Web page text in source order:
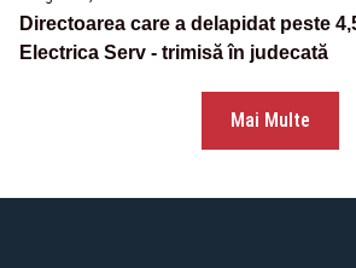
Directoarea care a delapidat peste
Electrica Serv - trimisă în judecată
Mai Multe